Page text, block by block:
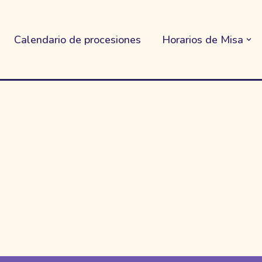
Calendario de procesiones Horarios de Misa